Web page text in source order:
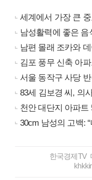
세계에서 가장 큰
남성활력에 좋은 음
남편 몰래 조카와
김포 풍무 신축 아
서울 동작구 사당
83세 김보경 씨, 의
천안 대단지 아파트
30cm 남성의 고백:
한국경제TV